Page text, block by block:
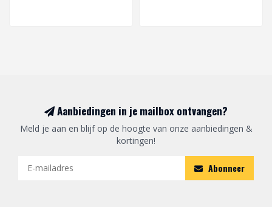
Aanbiedingen in je mailbox ontvangen?
Meld je aan en blijf op de hoogte van onze aanbiedingen &
kortingen!
Abonneer